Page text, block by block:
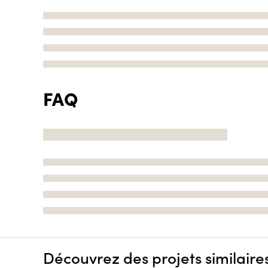
FAQ
Découvrez des projets